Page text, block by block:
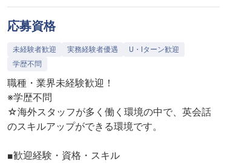
応募資格
未経験者歓迎 実務経験者優遇
U・Iターン歓迎
学歴不問
職種・業界未経験歓迎！
※学歴不問
☆海外スタッフが多く働く環境の中で、英会話
のスキルアップができる環境です。
■歓迎経験・資格・スキル